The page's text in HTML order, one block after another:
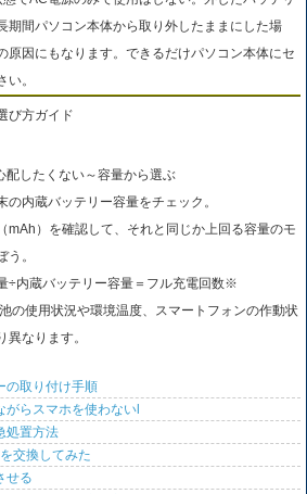
期間パソコン本体から取り外したままにした場
原因にもなります。できるだけパソコン本体にセ
い。
び方ガイド
配したくない～容量から選ぶ
の内蔵バッテリー容量をチェック。
mAh）を確認して、それと同じか上回る容量のモ
。
÷内蔵バッテリー容量＝フル充電回数※
の使用状況や環境温度、スマートフォンの作動状
なります。
の取り付け手順
らスマホを使わないl
処置方法
交換してみた
せる